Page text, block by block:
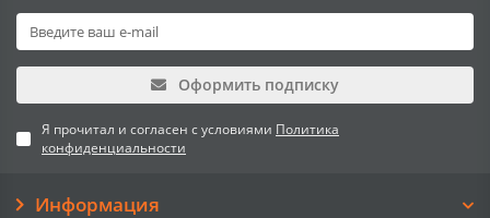
Оформить подписку
Я прочитал и согласен с условиями Политика
конфиденциальности
Информация